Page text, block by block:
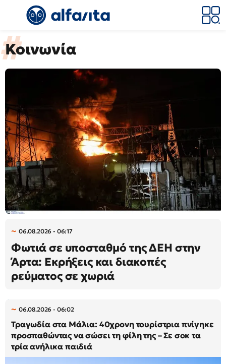
Κοινωνία
06.08.2026 - 06:17
Φωτιά σε υποσταθμό της ΔΕΗ στην
Άρτα: Εκρήξεις και διακοπές
ρεύματος σε χωριά
06.08.2026 - 06:02
Τραγωδία στα Μάλια: 40χρονη τουρίστρια πνίγηκε
προσπαθώντας να σώσει τη φίλη της – Σε σοκ τα
τρία ανήλικα παιδιά